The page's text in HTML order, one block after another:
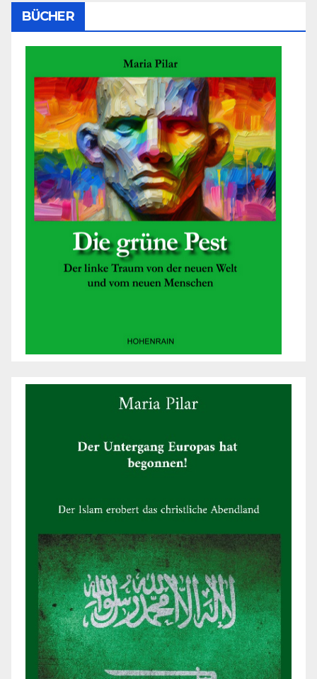
BÜCHER